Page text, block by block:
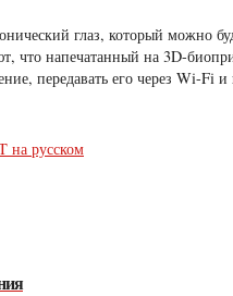
глаз, который можно
что напечатанный на 3D-
передавать его через Wi-Fi и
на русском